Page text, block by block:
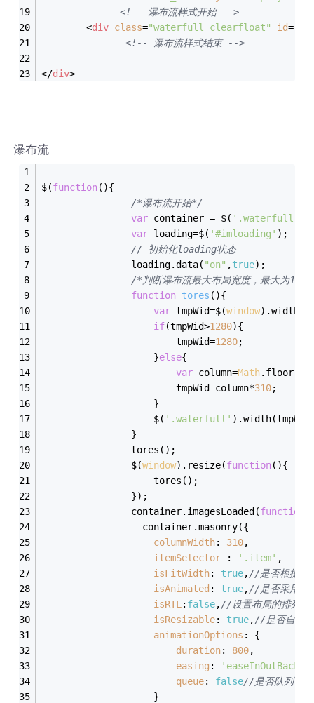
<!-- 瀑布流样式开始 -->
<div class="waterfull clearfloat" id=
<!-- 瀑布流样式结束 -->
</div>
瀑布流
$(function( ){
/*瀑布流开始*/
var container = $( '.waterfull
var loading=$( '#imloading' );
// 初始化loading状态
				loading.data(
"on" ,true);
/*判断瀑布流最大布局宽度，最大为
function tores ( ){
var tmpWid=$(window
if(tmpWid>1280){
						tmpWid=
1280;
					}
else{
var column=Math
						tmpWid=column*
310;
					}
					$(
'.waterfull'
				}
				tores();
				$(
window).resize(function( ){
					tores();
				});
				container.imagesLoaded(
function
				  container.masonry({
columnWidth: 310,
itemSelector : '.item' ,
isFitWidth: true,//是否根据浏
isAnimated : true,//是否采用
isRTL : false,//设置布局的排列方
isResizable: true,//是否自动
animationOptions : {
duration: 800,
easing : 'easeInOutBack'
queue: false//是否队列，从
					}